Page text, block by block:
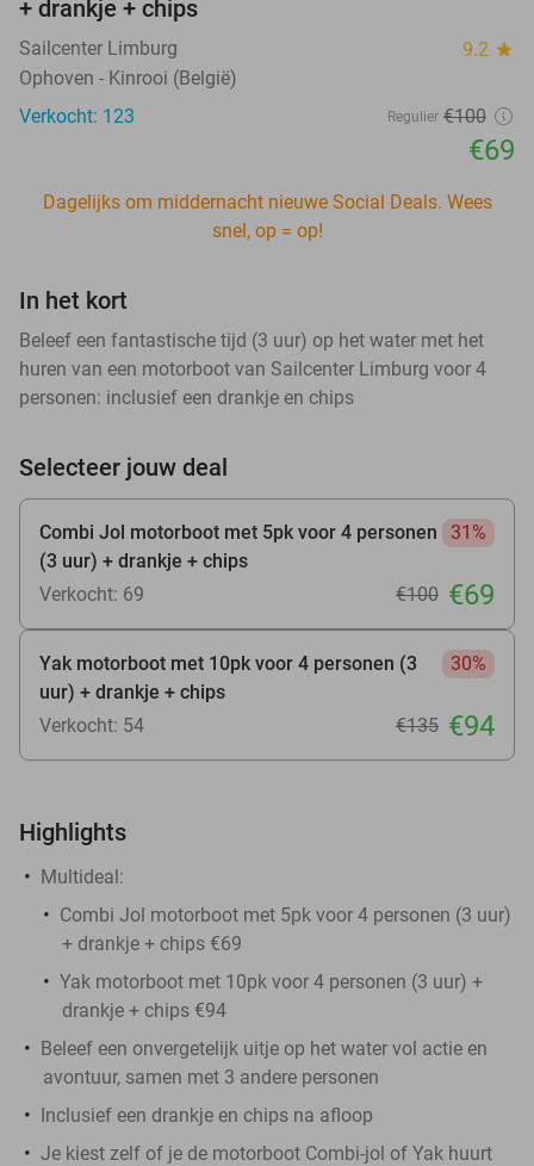
+ drankje + chips
Sailcenter Limburg 9.2 star
Ophoven - Kinrooi (België)
Verkocht: 123
Regulier €100
€69
Dagelijks om middernacht nieuwe Social Deals. Wees
snel, op = op!
In het kort
Beleef een fantastische tijd (3 uur) op het water met het
huren van een motorboot van Sailcenter Limburg voor 4
personen: inclusief een drankje en chips
Selecteer jouw deal
Combi Jol motorboot met 5pk voor 4 personen
(3 uur) + drankje + chips
31%
Verkocht: 69 €100 €69
Yak motorboot met 10pk voor 4 personen (3
uur) + drankje + chips
30%
Verkocht: 54 €135 €94
Highlights
Multideal:
Combi Jol motorboot met 5pk voor 4 personen (3 uur)
+ drankje + chips €69
Yak motorboot met 10pk voor 4 personen (3 uur) +
drankje + chips €94
Beleef een onvergetelijk uitje op het water vol actie en
avontuur, samen met 3 andere personen
Inclusief een drankje en chips na afloop
Je kiest zelf of je de motorboot Combi-jol of Yak huurt